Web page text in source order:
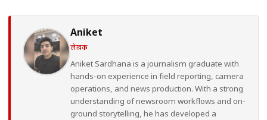
Aniket
लेखक
Aniket Sardhana is a journalism graduate with
hands-on experience in field reporting, camera
operations, and news production. With a strong
understanding of newsroom workflows and on-
ground storytelling, he has developed a